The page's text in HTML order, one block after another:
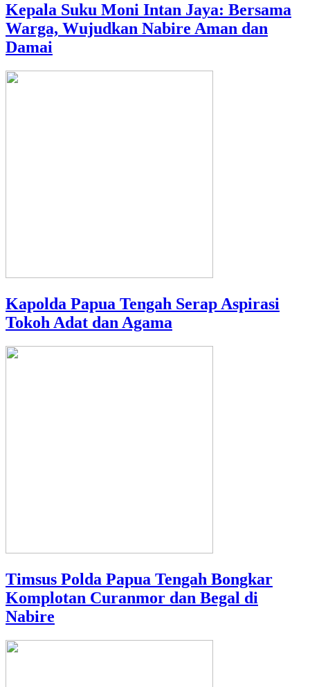
Kepala Suku Moni Intan Jaya: Bersama
Warga, Wujudkan Nabire Aman dan
Damai
Kapolda Papua Tengah Serap Aspirasi
Tokoh Adat dan Agama
Timsus Polda Papua Tengah Bongkar
Komplotan Curanmor dan Begal di
Nabire